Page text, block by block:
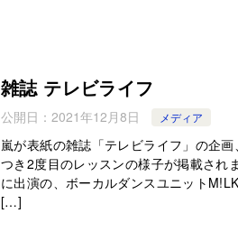
雑誌 テレビライフ
公開日： 2021年12月8日 メディア
嵐が表紙の雑誌「テレビライフ」の企
つき2度目のレッスンの様子が掲載され
に出演の、ボーカルダンスユニット
[…]